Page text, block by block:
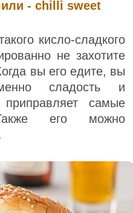
- chilli sweet
кисло-сладкого
не захотите
вы его едите, вы
сладость и
приправляет самые
его можно